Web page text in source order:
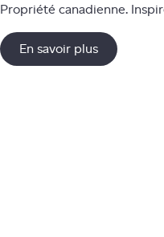
Propriété canadienne.
En savoir plus